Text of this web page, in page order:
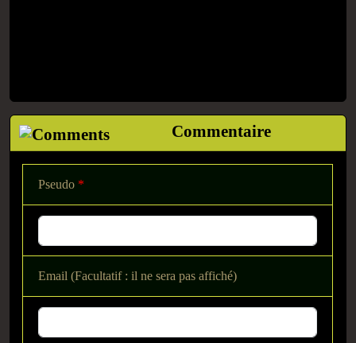
Commentaire
Pseudo *
Email (Facultatif : il ne sera pas affiché)